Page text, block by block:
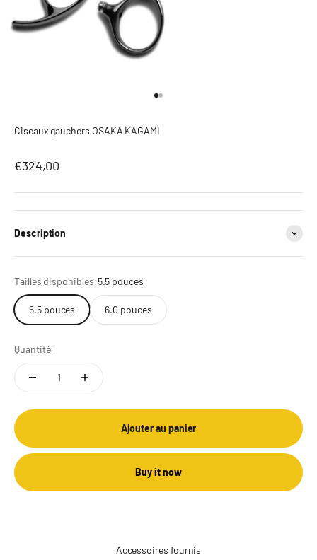
Ciseaux gauchers OSAKA KAGAMI
Prix de vente après réduction
€324,00
Description
Tailles disponibles:5.5 pouces
5.5 pouces 6.0 pouces
Quantité:
Ajouter au panier
Buy it now
Accessoires fournis